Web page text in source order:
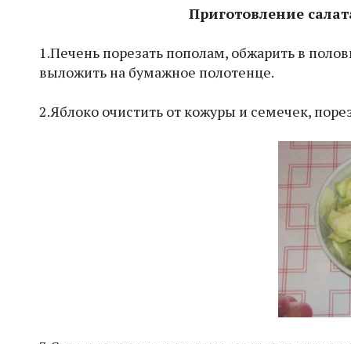
Приготовление
1.Печень порезать пополам, обжарить в
выложить на бумажное полотенце.
2.Яблоко очистить от кожуры и семечек,